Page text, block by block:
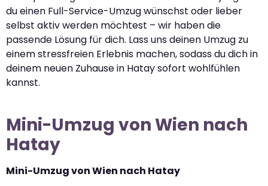
du einen Full-Service-Umzug wünschst oder lieber
selbst aktiv werden möchtest – wir haben die
passende Lösung für dich. Lass uns deinen Umzug zu
einem stressfreien Erlebnis machen, sodass du dich in
deinem neuen Zuhause in Hatay sofort wohlfühlen
kannst.
Mini-Umzug von Wien nach
Hatay
Mini-Umzug von Wien nach Hatay